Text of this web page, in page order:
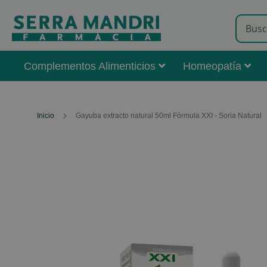
Complementos Alimenticios Homeopatía
Inicio Gayuba extracto natural 50ml Fórmula XXI - Soria Natural